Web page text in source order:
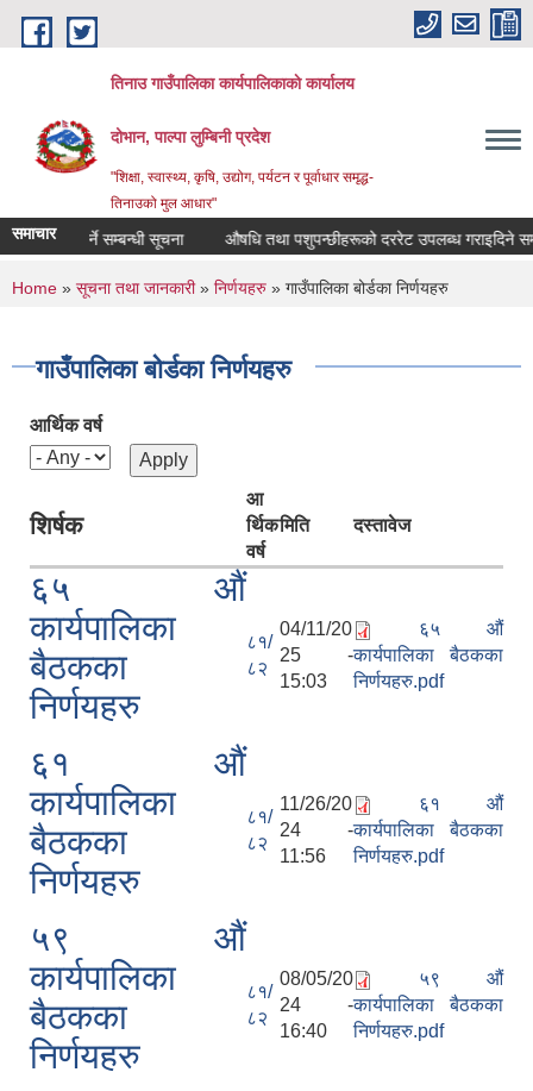
Skip to main content
तिनाउ गाउँपालिका कार्यपालिकाकाे कार्यालय
दोभान, पाल्पा लुम्बिनी प्रदेश
"शिक्षा, स्वास्थ्य, कृषि, उद्योग, पर्यटन र पूर्वाधार समृद्ध-
तिनाउको मुल आधार"
समाचार
दररेट पेश गर्ने सम्बन्धी सूचना औषधि तथा पशुपन्छीहरूको दररेट उपलब्ध गराइदिने
You are here
Home » सूचना तथा जानकारी» निर्णयहरु » गाउँपालिका बोर्डका निर्णयहरु
गाउँपालिका बोर्डका निर्णयहरु
आर्थिक वर्ष
शिर्षक
आ
र्थिक
वर्ष
मिति दस्तावेज
६५ औं
कार्यपालिका
बैठकका
निर्णयहरु
८१/
८२
04/11/20
25 -
15:03
६५ औं
कार्यपालिका बैठकका
निर्णयहरु.pdf
६१ औं
कार्यपालिका
बैठकका
निर्णयहरु
८१/
८२
11/26/20
24 -
11:56
६१ औं
कार्यपालिका बैठकका
निर्णयहरु.pdf
५९ औं
कार्यपालिका
बैठकका
निर्णयहरु
८१/
८२
08/05/20
24 -
16:40
५९ औं
कार्यपालिका बैठकका
निर्णयहरु.pdf